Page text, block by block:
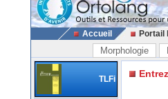
Accueil Portail
Morphologie
TLFi